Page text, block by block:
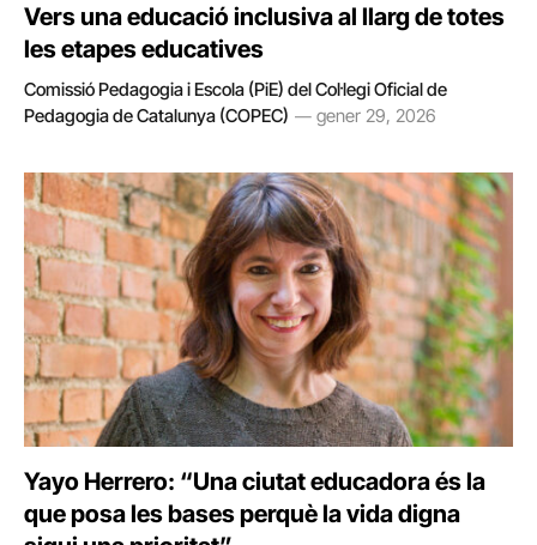
Vers una educació inclusiva al llarg de totes
les etapes educatives
Comissió Pedagogia i Escola (PiE) del Col·legi Oficial de
Pedagogia de Catalunya (COPEC)
gener 29, 2026
Yayo Herrero: “Una ciutat educadora és la
que posa les bases perquè la vida digna